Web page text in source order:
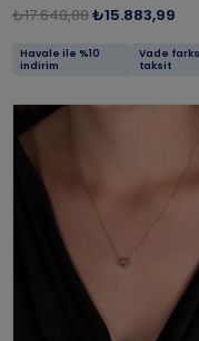
₺17.648,88₺15.883,99
Havale ile %10
indirim
Vade
taksit